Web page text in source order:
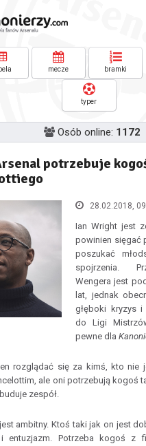
mecze bramki
typer
Osób online: 1172
potrzebuje
28.02.2018,
Ian Wright jest
powinien sięgać
poszukać
spojrzenia.
Wengera jest
lat, jednak
głęboki kryzys
do Ligi
pewne dla
rozglądać się za kimś, kto nie
ale oni potrzebują kogoś
zespół.
ambitny. Ktoś taki jak on jest
entuzjazm. Potrzeba kogoś z